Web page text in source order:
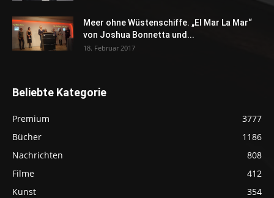
Meer ohne Wüstenschiffe. „El Mar La Mar“
von Joshua Bonnetta und...
18. Februar 2017
Beliebte Kategorie
Premium
3777
Bücher
1186
Nachrichten
808
Filme
412
Kunst
354